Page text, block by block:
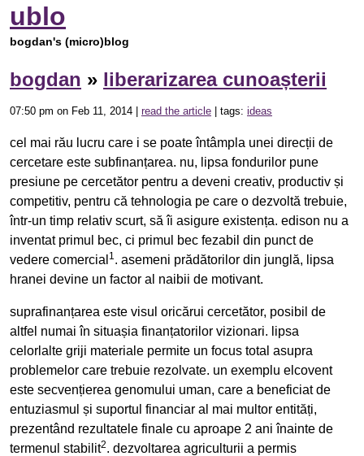
ublo
bogdan's (micro)blog
bogdan » liberarizarea cunoașterii
07:50 pm on Feb 11, 2014 | read the article | tags: ideas
cel mai rău lucru care i se poate întâmpla unei direcții de
cercetare este subfinanțarea. nu, lipsa fondurilor pune
presiune pe cercetător pentru a deveni creativ, productiv și
competitiv, pentru că tehnologia pe care o dezvoltă trebuie,
într-un timp relativ scurt, să îi asigure existența. edison nu a
inventat primul bec, ci primul bec fezabil din punct de
vedere comercial 1. asemeni prădătorilor din junglă, lipsa
hranei devine un factor al naibii de motivant.
suprafinanțarea este visul oricărui cercetător, posibil de
altfel numai în situașia finanțatorilor vizionari. lipsa
celorlalte griji materiale permite un focus total asupra
problemelor care trebuie rezolvate. un exemplu elcovent
este secvențierea genomului uman, care a beneficiat de
entuziasmul și suportul financiar al mai multor entități,
prezentând rezultatele finale cu aproape 2 ani înainte de
termenul stabilit2. dezvoltarea agriculturii a permis